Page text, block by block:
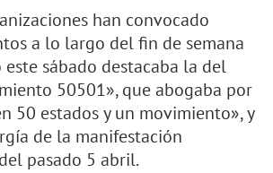
han convocado
a lo largo del fin de semana
este sábado destacaba la del
50501», que abogaba por
50 estados y un movimiento», y
de la manifestación
pasado 5 abril.